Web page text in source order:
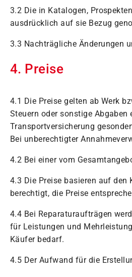
3.2 Die in Katalogen,
ausdrücklich auf sie Bezug
3.3 Nachträgliche Änderungen
4. Preise
4.1 Die Preise gelten ab Werk
Steuern oder sonstige
Transportversicherung
Bei unberechtigter
4.2 Bei einer vom
4.3 Die Preise basieren auf
berechtigt, die Preise
4.4 Bei Reparaturaufträgen
für Leistungen und
Käufer bedarf.
4.5 Der Aufwand für die